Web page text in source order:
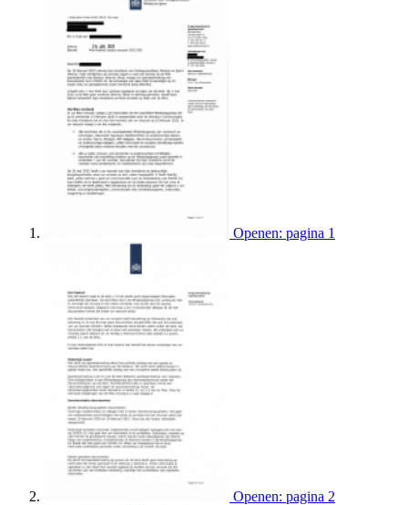
Openen: pagina 1
Openen: pagina 2